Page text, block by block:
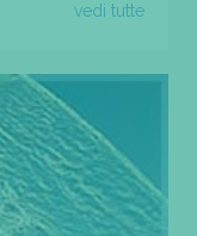
vedi tutte